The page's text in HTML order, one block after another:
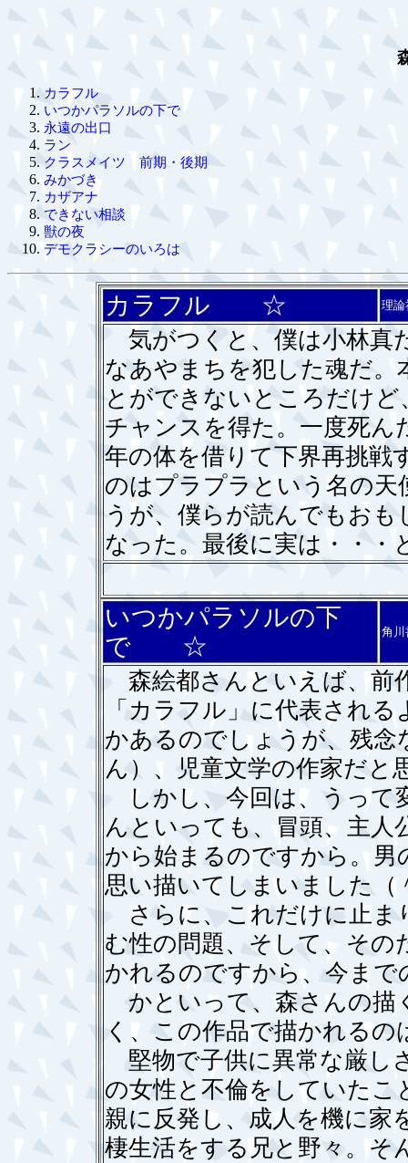
カラフル
いつかパラソルの下で
永遠の出口
ラン
クラスメイツ 前期・後期
みかづき
カザアナ
できない相談
獣の夜
デモクラシーのいろは
カラフル ☆ 理論
気がつくと、僕は小林真
なあやまちを犯した魂だ
とができないところだけ
チャンスを得た。一度死ん
年の体を借りて下界再挑戦
のはプラプラという名の天
うが、僕らが読んでもお
なった。最後に実は・・・
いつかパラソルの下
で ☆
角川
森絵都さんといえば、前
「カラフル」に代表され
かあるのでしょうが、残
ん）、児童文学の作家だと
しかし、今回は、うって
んといっても、冒頭、主人
から始まるのですから。
思い描いてしまいました（
さらに、これだけに止ま
む性の問題、そして、その
かれるのですから、今ま
かといって、森さんの描
く、この作品で描かれるの
堅物で子供に異常な厳し
の女性と不倫をしていたこ
親に反発し、成人を機に家
棲生活をする兄と野々。そ